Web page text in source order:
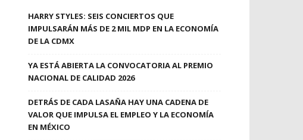
HARRY STYLES: SEIS CONCIERTOS QUE
IMPULSARÁN MÁS DE 2 MIL MDP EN LA ECONOMÍA
DE LA CDMX
YA ESTÁ ABIERTA LA CONVOCATORIA AL PREMIO
NACIONAL DE CALIDAD 2026
DETRÁS DE CADA LASAÑA HAY UNA CADENA DE
VALOR QUE IMPULSA EL EMPLEO Y LA ECONOMÍA
EN MÉXICO